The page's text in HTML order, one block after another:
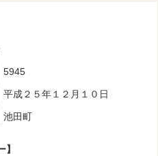
5945
平成２５年１２月１０日
池田町
】